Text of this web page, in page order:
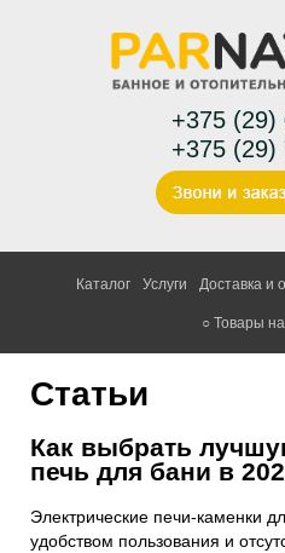
+375 (29)
+375 (29)
Каталог Услуги Доставка и
○ Товары
Статьи
Как выбрать
печь для бани в
Электрические печи-каменки
удобством пользования и